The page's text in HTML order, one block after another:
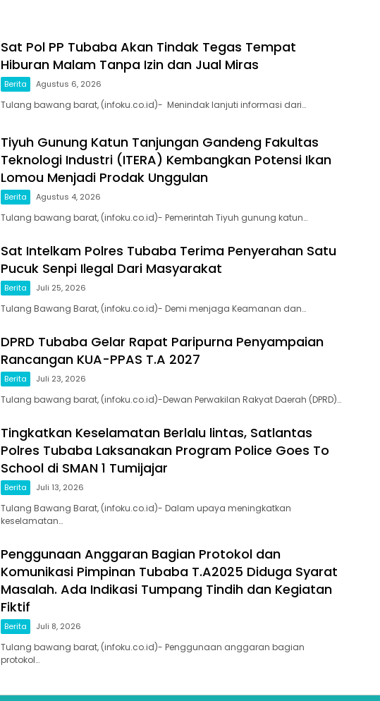
Sat Pol PP Tubaba Akan Tindak Tegas Tempat
Hiburan Malam Tanpa Izin dan Jual Miras
Berita Agustus 6, 2026
Tulang bawang barat, (infoku.co.id)- Menindak lanjuti informasi dari…
Tiyuh Gunung Katun Tanjungan Gandeng Fakultas
Teknologi Industri (ITERA) Kembangkan Potensi Ikan
Lomou Menjadi Prodak Unggulan
Berita Agustus 4, 2026
Tulang bawang barat, (infoku.co.id)- Pemerintah Tiyuh gunung katun…
Sat Intelkam Polres Tubaba Terima Penyerahan Satu
Pucuk Senpi Ilegal Dari Masyarakat
Berita Juli 25, 2026
Tulang Bawang Barat, (infoku.co.id)- Demi menjaga Keamanan dan…
DPRD Tubaba Gelar Rapat Paripurna Penyampaian
Rancangan KUA-PPAS T.A 2027
Berita Juli 23, 2026
Tulang bawang barat, (infoku.co.id)-Dewan Perwakilan Rakyat Daerah (DPRD)…
Tingkatkan Keselamatan Berlalu lintas, Satlantas
Polres Tubaba Laksanakan Program Police Goes To
School di SMAN 1 Tumijajar
Berita Juli 13, 2026
Tulang Bawang Barat, (infoku.co.id)- Dalam upaya meningkatkan
keselamatan…
Penggunaan Anggaran Bagian Protokol dan
Komunikasi Pimpinan Tubaba T.A2025 Diduga Syarat
Masalah. Ada Indikasi Tumpang Tindih dan Kegiatan
Fiktif
Berita Juli 8, 2026
Tulang bawang barat, (infoku.co.id)- Penggunaan anggaran bagian
protokol…